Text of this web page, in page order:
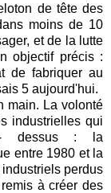
de tête des
moins de 10
et de la lutte
objectif précis :
de fabriquer au
5 aujourd'hui.
main. La volonté
industrielles qui
dessus : la
entre 1980 et la
perdus
à créer des